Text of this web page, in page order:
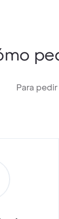
Para